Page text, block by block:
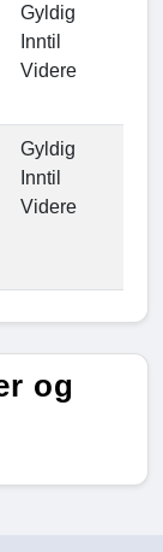
Gyldig
Inntil
Videre
Gyldig
Inntil
Videre
og